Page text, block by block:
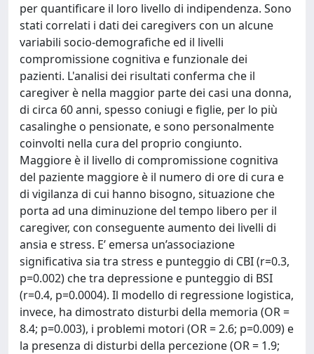
per quantificare il loro livello di indipendenza. Sono
stati correlati i dati dei caregivers con un alcune
variabili socio-demografiche ed il livelli
compromissione cognitiva e funzionale dei
pazienti. L'analisi dei risultati conferma che il
caregiver è nella maggior parte dei casi una donna,
di circa 60 anni, spesso coniugi e figlie, per lo più
casalinghe o pensionate, e sono personalmente
coinvolti nella cura del proprio congiunto.
Maggiore è il livello di compromissione cognitiva
del paziente maggiore è il numero di ore di cura e
di vigilanza di cui hanno bisogno, situazione che
porta ad una diminuzione del tempo libero per il
caregiver, con conseguente aumento dei livelli di
ansia e stress. E’ emersa un’associazione
significativa sia tra stress e punteggio di CBI (r=0.3,
p=0.002) che tra depressione e punteggio di BSI
(r=0.4, p=0.0004). Il modello di regressione logistica,
invece, ha dimostrato disturbi della memoria (OR =
8.4; p=0.003), i problemi motori (OR = 2.6; p=0.009) e
la presenza di disturbi della percezione (OR = 1.9;